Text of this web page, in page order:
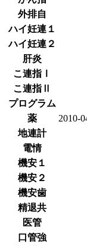
外排自
ハイ妊連１
ハイ妊連２
肝炎
こ連指Ⅰ
こ連指Ⅱ
プログラム
薬
2010-
地連計
電情
機安１
機安２
機安歯
精退共
医管
口管強